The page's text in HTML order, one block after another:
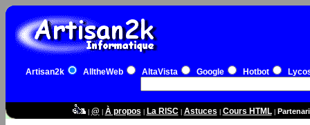
Artisan2k AlltheWeb AltaVista Google Hotbot
| @ À propos La RISC| Astuces Cours HTML|